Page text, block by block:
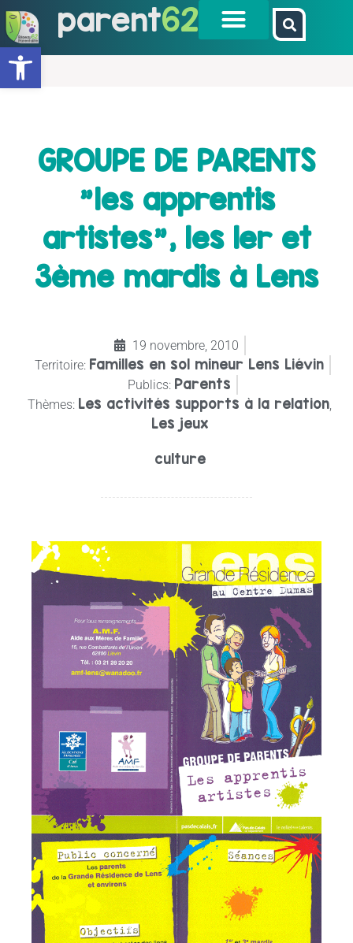
Ouvrir la barre d’outils
parent62
GROUPE DE PARENTS
"les apprentis
artistes", les 1er et
3ème mardis à Lens
19 novembre, 2010
Territoire: Familles en sol mineur Lens Liévin
Publics: Parents
Thèmes: Les activités supports à la relation
Les jeux
culture